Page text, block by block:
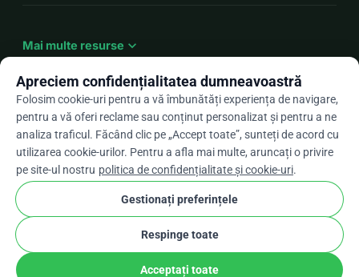
Mai multe resurse expand_more
Roarrow_drop_down
★★★★★4,9 / 5 pe baza a peste 500 de recenzii
WhyDonate
Confidențialitate și cookie-uri
Termeni și condiții
Setările pentru cookie-uri
stripe checkPartener Verificat
Apreciem confidențialitatea dumneavoastră
Folosim cookie-uri pentru a vă îmbunătăți experiența de navigare,
pentru a vă oferi reclame sau conținut personalizat și pentru a ne
analiza traficul. Făcând clic pe „Accept toate”, sunteți de acord cu
utilizarea cookie-urilor. Pentru a afla mai multe, aruncați o privire
pe site-ul nostru politica de confidențialitate și cookie-uri.
Gestionați preferințele
Respinge toate
Acceptați toate